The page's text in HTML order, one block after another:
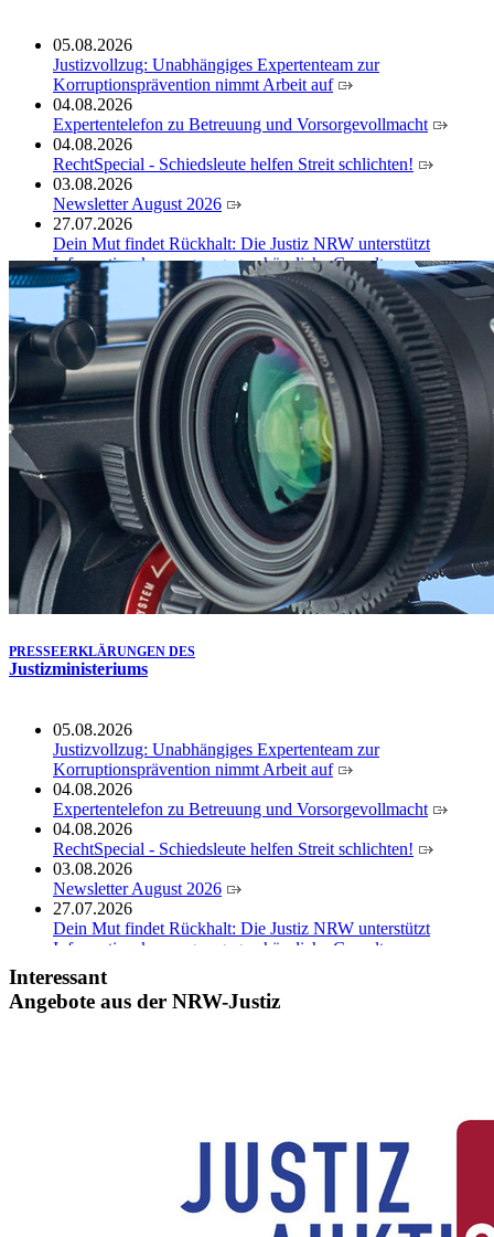
05.08.2026
Justizvollzug: Unabhängiges Expertenteam zur
Korruptionsprävention nimmt Arbeit auf
04.08.2026
Expertentelefon zu Betreuung und Vorsorgevollmacht
04.08.2026
RechtSpecial - Schiedsleute helfen Streit schlichten!
03.08.2026
Newsletter August 2026
27.07.2026
Dein Mut findet Rückhalt: Die Justiz NRW unterstützt
Informationskampagne gegen häusliche Gewalt
10.07.2026
Anerkennung für innovative Suizidpräventionsarbeit: JVA
Köln ausgezeichnet
14.07.2026
Justiz der Zukunft gemeinsam gestalten: Minister Limbach
zieht positive Bilanz des Projekts Zukunftswerkstatt Justiz
Nordrhein-Westfalen
01.07.2026
Newsletter Juli 2026
30.06.2026
288 Anwärterinnen und Anwärter des Jahrgangs 2024/2026
der Justizvollzugsschule NRW geehrt
30.06.2026
RechtSpecial - Schiedsleute helfen Streit schlichten!
PRESSEERKLÄRUNGEN DES
Justizministeriums
05.08.2026
Justizvollzug: Unabhängiges Expertenteam zur
Korruptionsprävention nimmt Arbeit auf
04.08.2026
Expertentelefon zu Betreuung und Vorsorgevollmacht
04.08.2026
RechtSpecial - Schiedsleute helfen Streit schlichten!
03.08.2026
Newsletter August 2026
27.07.2026
Dein Mut findet Rückhalt: Die Justiz NRW unterstützt
Informationskampagne gegen häusliche Gewalt
10.07.2026
Anerkennung für innovative Suizidpräventionsarbeit: JVA
Köln ausgezeichnet
288 Anwärterinnen und Anwärter des Jahrgangs 2024/2026
der Justizvollzugsschule NRW geehrt
RechtSpecial - Schiedsleute helfen Streit schlichten!
Interessant
Angebote aus der NRW-Justiz